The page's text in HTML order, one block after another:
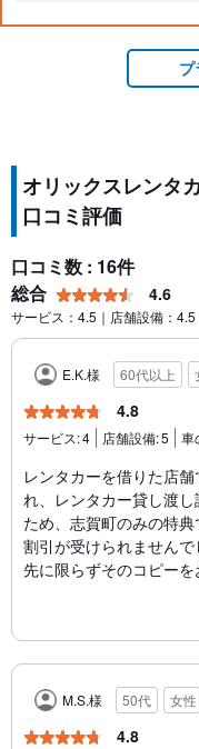
オリックスレンタ
口コミ評価
口コミ数 : 16件
総合
4.6
サービス：4.5｜店舗設備：
E.K.様 60代以上
4.8
サービス:4 店舗設備:5 車
レンタカーを借りた店
れ、レンタカー貸し渡
ため、志賀町のみの特
割引が受けられません
先に限らずそのコピーを
M.S.様 50代 女性
4.8